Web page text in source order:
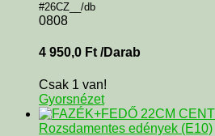
#26CZ__/db
0808
4 950,0 Ft /Darab
Csak 1 van!
Gyorsnézet
Rozsdamentes edények (E10)